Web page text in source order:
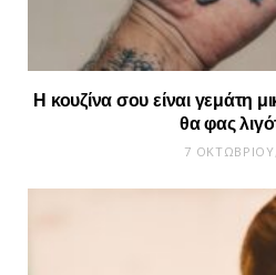
Η κουζίνα σου είναι γεμάτη
θα φας
7